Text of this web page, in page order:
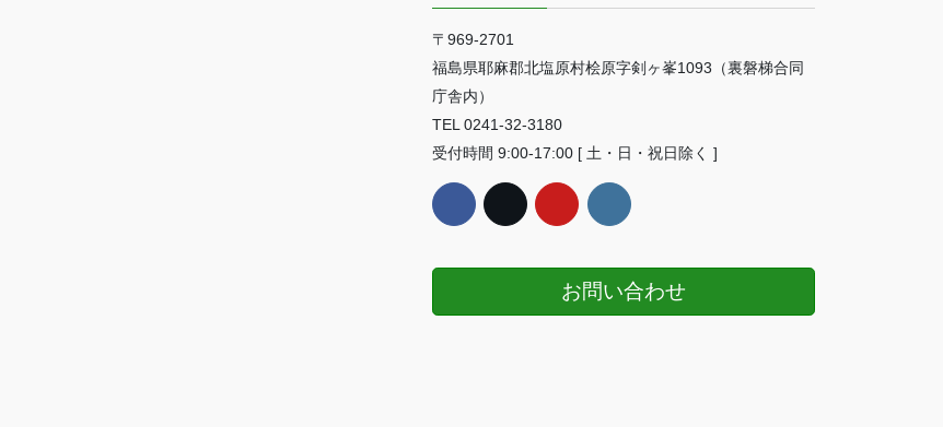
〒969-2701
福島県耶麻郡北塩原村桧原字剣ヶ峯1093（裏磐梯合同
庁舎内）
TEL 0241-32-3180
受付時間 9:00-17:00 [ 土・日・祝日除く ]
お問い合わせ